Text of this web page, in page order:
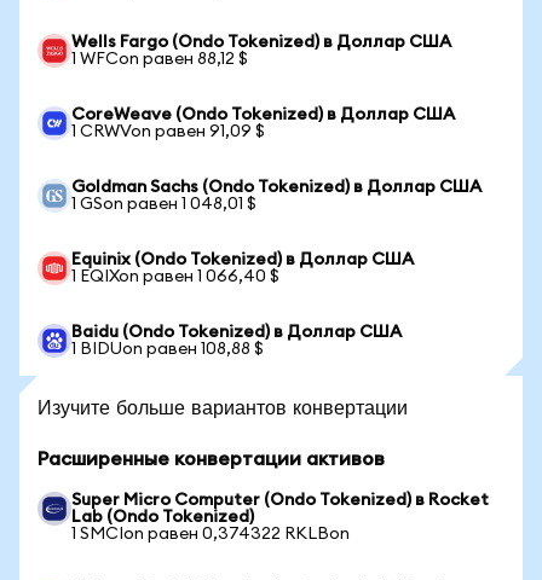
Wells Fargo (Ondo Tokenized) в Доллар США
1 WFCon равен 88,12 $
CoreWeave (Ondo Tokenized) в Доллар США
1 CRWVon равен 91,09 $
Goldman Sachs (Ondo Tokenized) в Доллар США
1 GSon равен 1 048,01 $
Equinix (Ondo Tokenized) в Доллар США
1 EQIXon равен 1 066,40 $
Baidu (Ondo Tokenized) в Доллар США
1 BIDUon равен 108,88 $
Изучите больше вариантов конвертации
Расширенные конвертации активов
Super Micro Computer (Ondo Tokenized) в Rocket
Lab (Ondo Tokenized)
1 SMCIon равен 0,374322 RKLBon